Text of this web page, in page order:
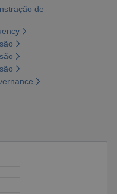
de